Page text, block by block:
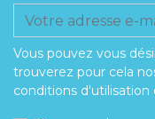
Vous pouvez vous
trouverez pour cela
conditions d'utilisation